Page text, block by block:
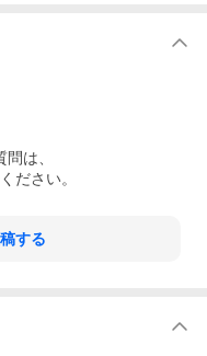
は、
ださい。
する